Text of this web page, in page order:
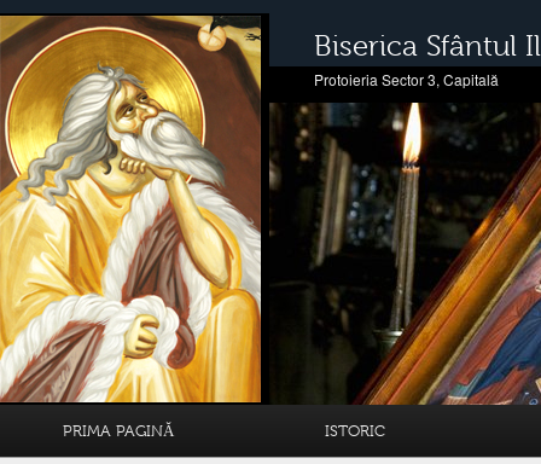
Biserica Sfântul
Protoieria Sector 3, Capitală
PRIMA PAGINĂ ISTORIC